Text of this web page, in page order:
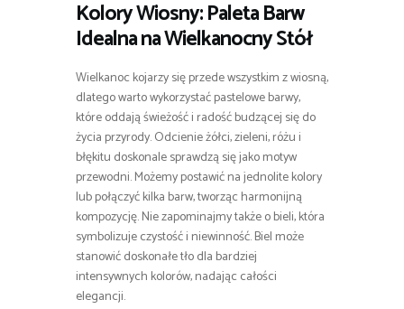
Kolory Wiosny: Paleta Barw
Idealna na Wielkanocny Stół
Wielkanoc kojarzy się przede wszystkim z wiosną,
dlatego warto wykorzystać pastelowe barwy,
które oddają świeżość i radość budzącej się do
życia przyrody. Odcienie żółci, zieleni, różu i
błękitu doskonale sprawdzą się jako motyw
przewodni. Możemy postawić na jednolite kolory
lub połączyć kilka barw, tworząc harmonijną
kompozycję. Nie zapominajmy także o bieli, która
symbolizuje czystość i niewinność. Biel może
stanowić doskonałe tło dla bardziej
intensywnych kolorów, nadając całości
elegancji.